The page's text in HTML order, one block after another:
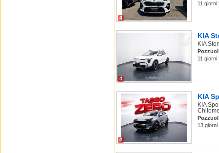
4
11
4
KIA
KIA
11
4
KIA
KIA
13